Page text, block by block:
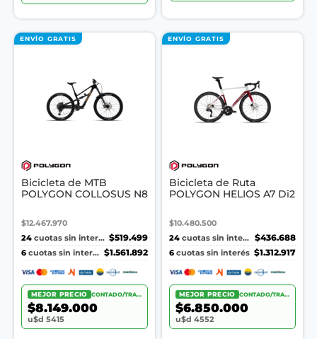
ENVÍO GRATIS
Bicicleta de MTB
POLYGON COLLOSUS N8
$12.467.970
24 cuotas sin interés
$519.499
6 cuotas sin interés $1.561.892
MEJOR PRECIO CONTADO/TRANSF.
$8.149.000
u$d 5415
ENVÍO GRATIS
Bicicleta de Ruta
POLYGON HELIOS A7 Di2
$10.480.500
24 cuotas sin interés
$436.688
6 cuotas sin interés $1.312.917
MEJOR PRECIO CONTADO/TRANSF.
$6.850.000
u$d 4552